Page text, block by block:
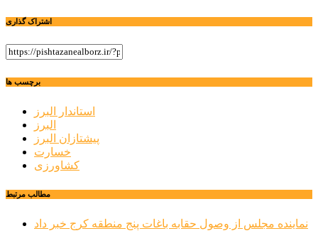
اشتراک گذاری
برچسب ها
استاندار البرز
البرز
پیشتازان البرز
خسارت
کشاورزی
مطالب مرتبط
نماینده مجلس از وصول حقابه باغات پنج منطقه کرج خبر داد